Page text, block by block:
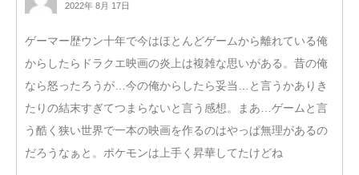
2022年 8月 17日
ゲーマー歴ウン十年で今はほとんどゲームから離れている俺
からしたらドラクエ映画の炎上は複雑な思いがある。昔の俺
なら怒ったろうが…今の俺からしたら妥当…と言うかありき
たりの結末すぎてつまらないと言う感想。まあ…ゲームと言
う酷く狭い世界で一本の映画を作るのはやっぱ無理があるの
だろうなぁと。ポケモンは上手く昇華してたけどね